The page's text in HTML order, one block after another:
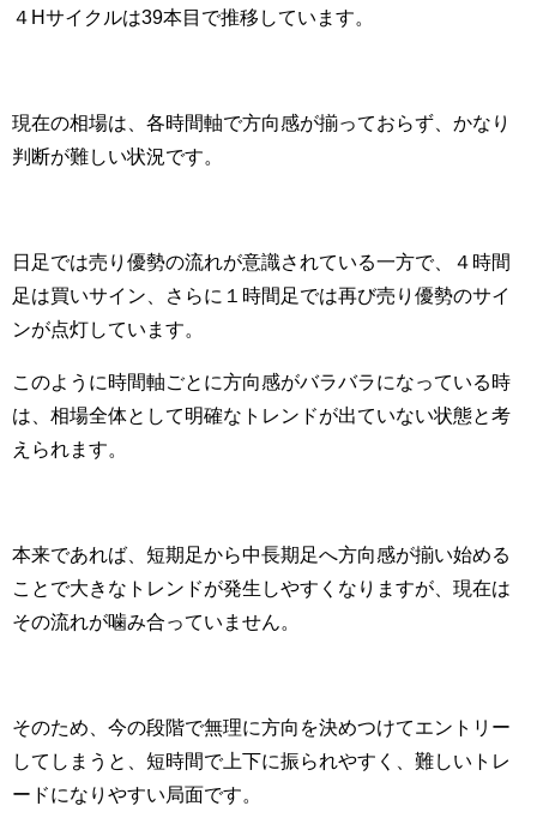
４Hサイクルは39本目で推移しています。
現在の相場は、各時間軸で方向感が揃っておらず、かなり
判断が難しい状況です。
日足では売り優勢の流れが意識されている一方で、４時間
足は買いサイン、さらに１時間足では再び売り優勢のサイ
ンが点灯しています。
このように時間軸ごとに方向感がバラバラになっている時
は、相場全体として明確なトレンドが出ていない状態と考
えられます。
本来であれば、短期足から中長期足へ方向感が揃い始める
ことで大きなトレンドが発生しやすくなりますが、現在は
その流れが噛み合っていません。
そのため、今の段階で無理に方向を決めつけてエントリー
してしまうと、短時間で上下に振られやすく、難しいトレ
ードになりやすい局面です。